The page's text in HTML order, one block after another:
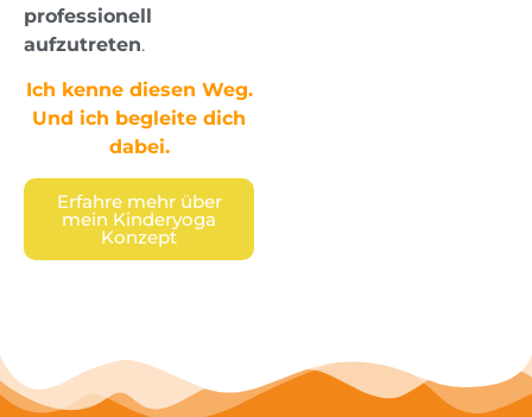
professionell
aufzutreten.
Ich kenne diesen Weg.
Und ich begleite dich
dabei.
Erfahre mehr über
mein Kinderyoga
Konzept